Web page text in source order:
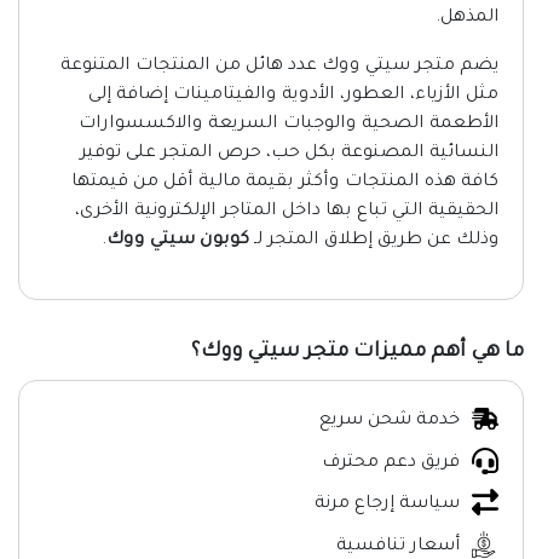
المذهل.
يضم متجر سيتي ووك عدد هائل من المنتجات المتنوعة
مثل الأزياء، العطور، الأدوية والفيتامينات إضافة إلى
الأطعمة الصحية والوجبات السريعة والاكسسوارات
النسائية المصنوعة بكل حب، حرص المتجر على توفير
كافة هذه المنتجات وأكثر بقيمة مالية أقل من قيمتها
الحقيقية التي تباع بها داخل المتاجر الإلكترونية الأخرى،
وذلك عن طريق إطلاق المتجر لـ كوبون سيتي ووك.
ما هي أهم مميزات متجر سيتي ووك؟
خدمة شحن سريع
فريق دعم محترف
سياسة إرجاع مرنة
أسعار تنافسية